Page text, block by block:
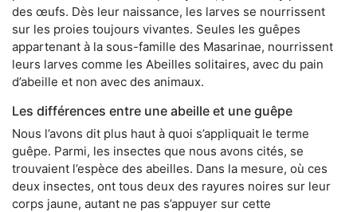
des œufs. Dès leur naissance, les larves se nourrissent
sur les proies toujours vivantes. Seules les guêpes
appartenant à la sous-famille des Masarinae, nourrissent
leurs larves comme les Abeilles solitaires, avec du pain
d’abeille et non avec des animaux.
Les différences entre une abeille et une guêpe
Nous l’avons dit plus haut à quoi s’appliquait le terme
guêpe. Parmi, les insectes que nous avons cités, se
trouvaient l’espèce des abeilles. Dans la mesure, où ces
deux insectes, ont tous deux des rayures noires sur leur
corps jaune, autant ne pas s’appuyer sur cette